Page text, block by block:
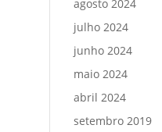
agosto 2024
julho 2024
junho 2024
maio 2024
abril 2024
setembro 2019